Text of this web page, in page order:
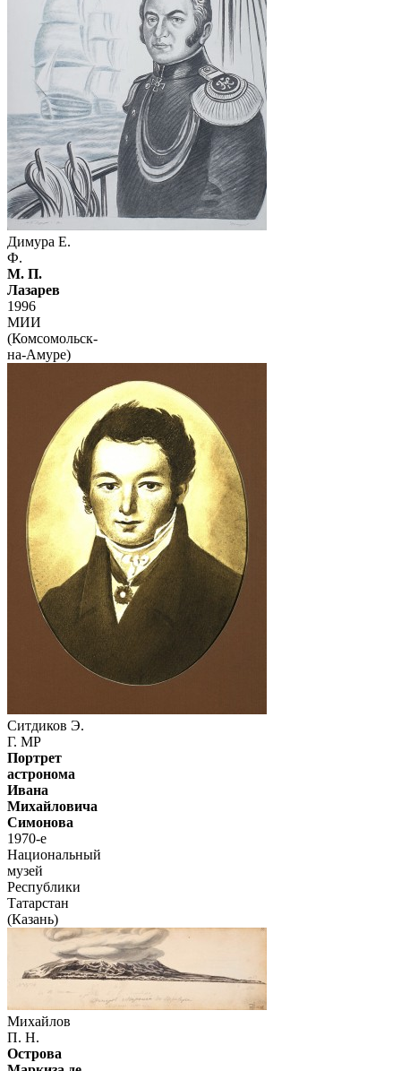
Димура Е.
Ф.
М. П.
Лазарев
1996
МИИ
(Комсомольск-
на-Амуре)
Ситдиков Э.
Г. МР
Портрет
астронома
Ивана
Михайловича
Симонова
1970-е
Национальный
музей
Республики
Татарстан
(Казань)
Михайлов
П. Н.
Острова